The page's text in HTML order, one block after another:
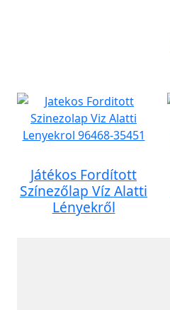
Játékos Fordított
Színezőlap Víz Alatti
Lényekről